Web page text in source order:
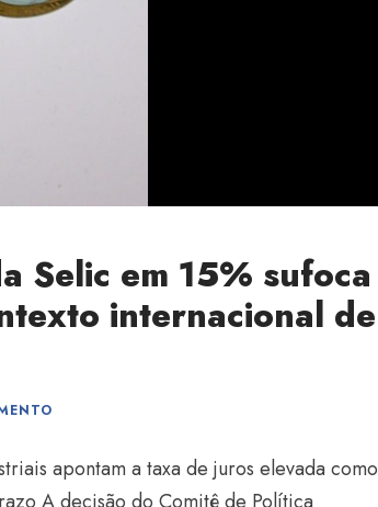
Selic em 15% sufoca
internacional de
apontam a taxa de juros elevada como